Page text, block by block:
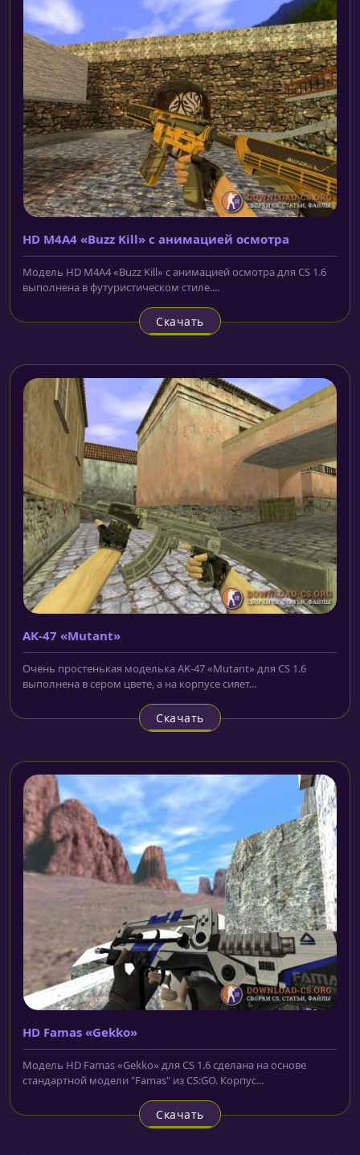
HD M4A4 «Buzz Kill» с анимацией осмотра
Модель HD M4A4 «Buzz Kill» с анимацией осмотра для CS 1.6
выполнена в футуристическом стиле....
Скачать
AK-47 «Mutant»
Очень простенькая моделька AK-47 «Mutant» для CS 1.6
выполнена в сером цвете, а на корпусе сияет...
Скачать
HD Famas «Gekko»
Модель HD Famas «Gekko» для CS 1.6 сделана на основе
стандартной модели "Famas" из CS:GO. Корпус...
Скачать